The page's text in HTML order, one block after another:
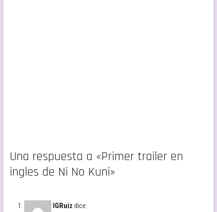
Una respuesta a «Primer trailer en
ingles de Ni No Kuni»
IGRuiz dice: